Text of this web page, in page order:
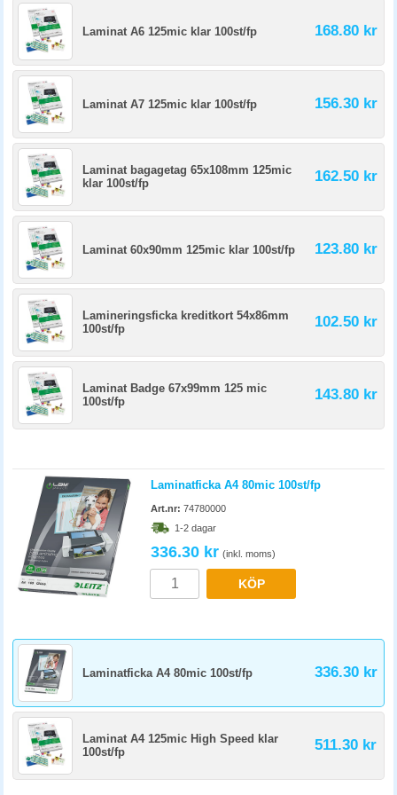
Laminat A6 125mic klar 100st/fp 168.80 kr
Laminat A7 125mic klar 100st/fp 156.30 kr
Laminat bagagetag 65x108mm 125mic
klar 100st/fp
162.50 kr
Laminat 60x90mm 125mic klar 100st/fp 123.80 kr
Lamineringsficka kreditkort 54x86mm
100st/fp
102.50 kr
Laminat Badge 67x99mm 125 mic
100st/fp
143.80 kr
Laminatficka A4 80mic 100st/fp
Art.nr: 74780000
1-2 dagar
336.30 kr (inkl. moms)
KÖP
Laminatficka A4 80mic 100st/fp 336.30 kr
Laminat A4 125mic High Speed klar
100st/fp
511.30 kr